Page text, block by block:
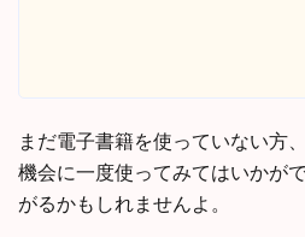
まだ電子書籍を使っていない方
機会に一度使ってみてはいかが
がるかもしれませんよ。